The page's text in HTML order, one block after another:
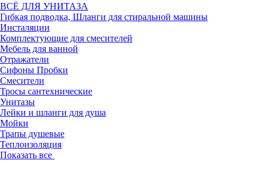
ВСЁ ДЛЯ УНИТАЗА
Гибкая подводка, Шланги для стиральной машины
Инсталяции
Комплектующие для смесителей
Мебель для ванной
Отражатели
Сифоны Пробки
Смесители
Тросы сантехнические
Унитазы
Лейки и шланги для душа
Мойки
Трапы душевые
Теплоизоляция
Показать все